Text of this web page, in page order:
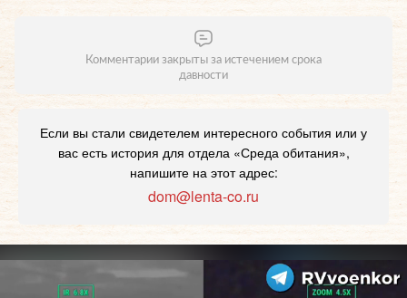
Комментарии закрыты за истечением срока
давности
Если вы стали свидетелем интересного события или у
вас есть история для отдела «Среда обитания»,
напишите на этот адрес:
dom@lenta-co.ru